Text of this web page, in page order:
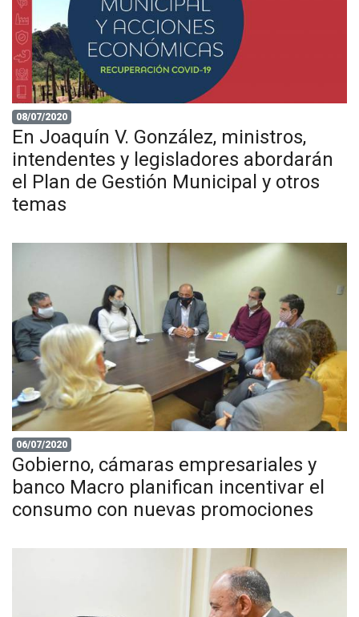
08/07/2020
En Joaquín V. González, ministros,
intendentes y legisladores abordarán
el Plan de Gestión Municipal y otros
temas
06/07/2020
Gobierno, cámaras empresariales y
banco Macro planifican incentivar el
consumo con nuevas promociones